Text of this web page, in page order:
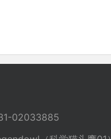
02033885